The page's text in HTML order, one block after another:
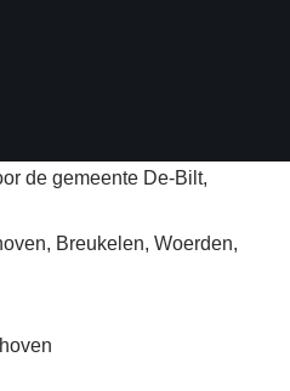
de gemeente De-Bilt,
Breukelen, Woerden,